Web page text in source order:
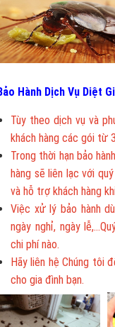
Hành Dịch Vụ Diệt
Tùy theo dịch vụ và
khách hàng các gói từ
Trong thời hạn bảo
hàng sẽ liên lạc với
và hỗ trợ khách hàng
Việc xử lý bảo hành
ngày nghỉ, ngày
chi phí nào.
Hãy liên hệ Chúng tôi
cho gia đình bạn.